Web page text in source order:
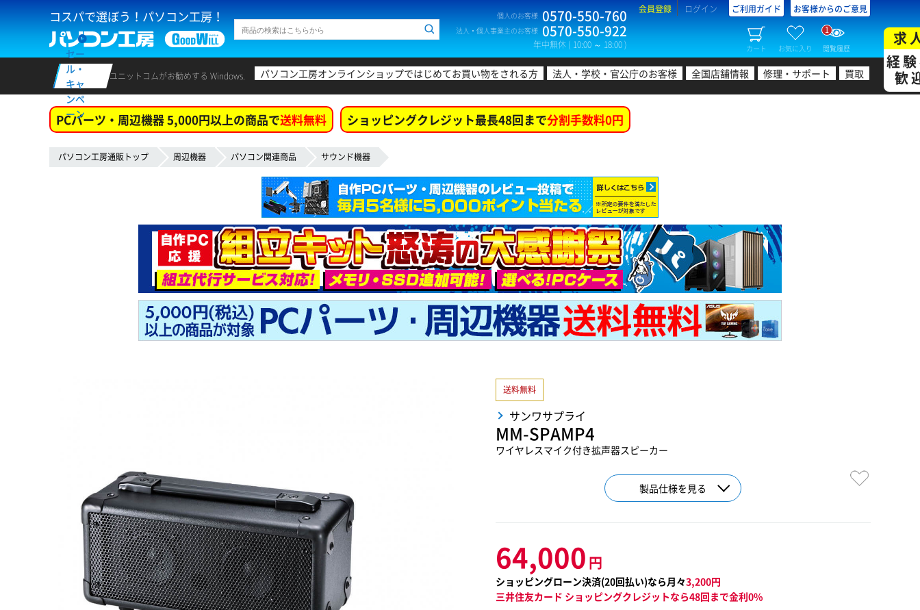
コスパで選ぼう！パソコン工房！ 個人のお客様 0570-550-760
法人・個人事業主のお客様 0570-550-922
年中無休 ( 10:00 ～ 18:00 )
会員登録 ログイン ご利用ガイド お客様からのご意見
カート お気に入り 閲覧履歴
1
セー
ル・
キャ
ンペ
ーン
ユニットコムがお勧めする Windows. パソコン工房オンラインショップではじめてお買い物をされる方 法人・学校・官公庁のお客様 全国店舗情報 修理・サポート 買取
求
経
歓
PCパーツ・周辺機器 5,000円以上の商品で送料無料 ショッピングクレジット最長48回まで分割手数料0円
パソコン工房通販トップ 周辺機器 パソコン関連商品 サウンド機器
送料無料
サンワサプライ
MM-SPAMP4
ワイヤレスマイク付き拡声器スピーカー
製品仕様を見る
64,000 円
ショッピングローン決済(20回払い)なら月々3,200円
三井住友カード ショッピングクレジットなら48回まで金利0%